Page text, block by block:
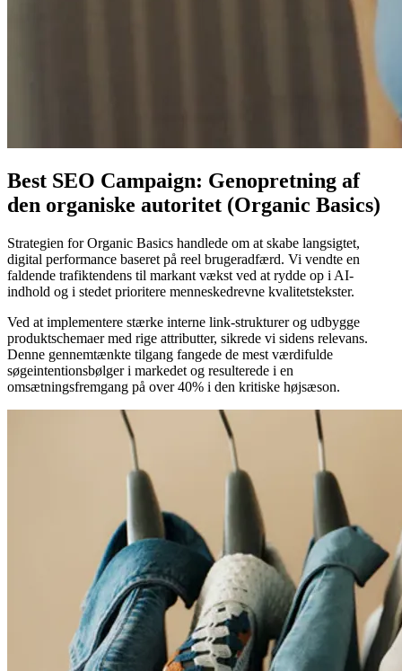
Best SEO Campaign: Genopretning af
den organiske autoritet (Organic Basics)
Strategien for Organic Basics handlede om at skabe langsigtet,
digital performance baseret på reel brugeradfærd. Vi vendte en
faldende trafiktendens til markant vækst ved at rydde op i AI-
indhold og i stedet prioritere menneskedrevne kvalitetstekster.
Ved at implementere stærke interne link-strukturer og udbygge
produktschemaer med rige attributter, sikrede vi sidens relevans.
Denne gennemtænkte tilgang fangede de mest værdifulde
søgeintentionsbølger i markedet og resulterede i en
omsætningsfremgang på over 40% i den kritiske højsæson.